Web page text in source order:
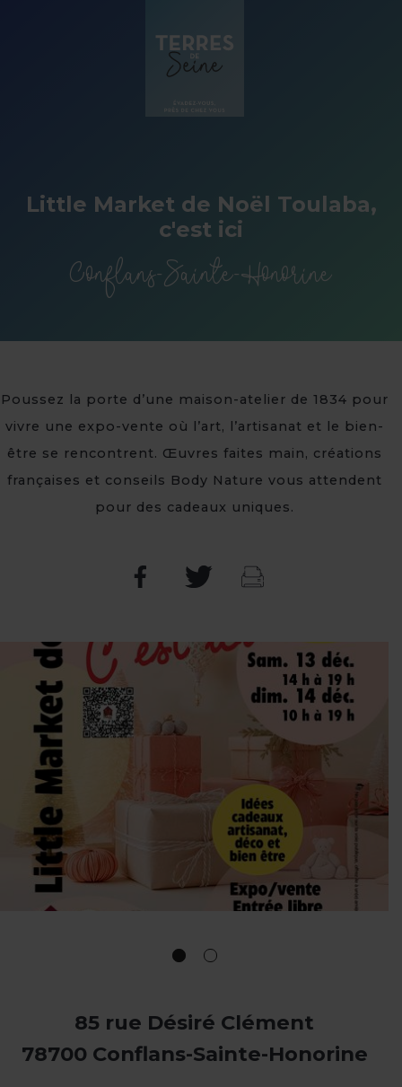
Little Market de Noël Toulaba,
c'est ici
Conflans-Sainte-Honorine
Poussez la porte d’une maison-atelier de 1834 pour
vivre une expo-vente où l’art, l’artisanat et le bien-
être se rencontrent. Œuvres faites main, créations
françaises et conseils Body Nature vous attendent
pour des cadeaux uniques.
85 rue Désiré Clément
78700 Conflans-Sainte-Honorine